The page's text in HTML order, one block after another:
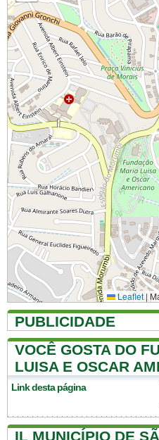
Leaflet |
PUBLICIDADE
VOCÊ GOSTA DO
LUISA E OSCAR
Link desta página
IL MUNICÍPIO DE